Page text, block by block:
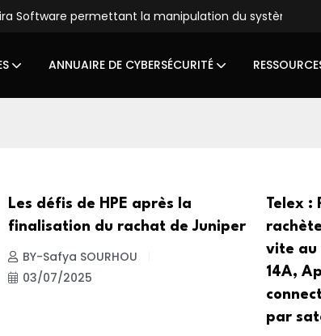
Software permettant la manipulation du système de
ANNUAIRE DE CYBERSÉCURITÉ
Les défis de HPE après la
finalisation du rachat de Juniper
BY-Safya SOURHOU
03/07/2025
Telex :
vite au
14A,
par